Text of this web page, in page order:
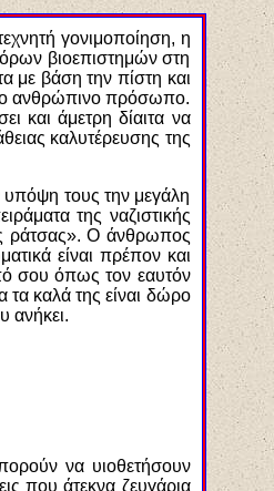
γονιμοποίηση, η
βιοεπιστημών στη
με βάση την πίστη και
το ανθρώπινο πρόσωπο.
και άμετρη δίαιτα να
καλυτέρευσης της
υπόψη τους την μεγάλη
της ναζιστικής
ράτσας». Ο άνθρωπος
είναι πρέπον και
σου όπως τον εαυτόν
τα καλά της είναι δώρο
ανήκει.
να υιοθετήσουν
που άτεκνα ζευγάρια